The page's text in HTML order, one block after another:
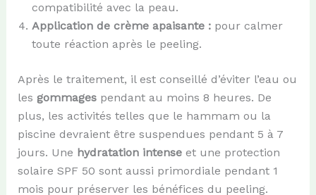
compatibilité avec la peau.
Application de crème apaisante :pour calmer
toute réaction après le peeling.
Après le traitement, il est conseillé d’éviter l’eau ou
les gommagespendant au moins 8 heures. De
plus, les activités telles que le hammam ou la
piscine devraient être suspendues pendant 5 à 7
jours. Une hydratation intenseet une protection
solaire SPF 50 sont aussi primordiale pendant 1
mois pour préserver les bénéfices du peeling.